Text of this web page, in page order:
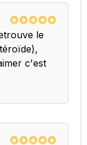
le
c'est